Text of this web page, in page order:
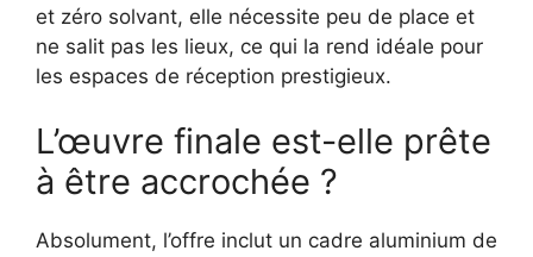
et zéro solvant, elle nécessite peu de place et
ne salit pas les lieux, ce qui la rend idéale pour
les espaces de réception prestigieux.
L’œuvre finale est-elle prête
à être accrochée ?
Absolument, l’offre inclut un cadre aluminium de